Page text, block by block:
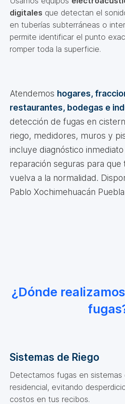
digitales que detectan el
en tuberías subterráneas o
permite identificar el punto
romper toda la superficie.
Atendemos hogares,
restaurantes, bodegas e
detección de fugas en
riego, medidores, muros y
incluye diagnóstico
reparación seguras para que
vuelva a la normalidad.
Pablo Xochimehuacán
¿Dónde
Sistemas de Riego
Detectamos fugas en sistemas
residencial, evitando
costos en tus recibos.